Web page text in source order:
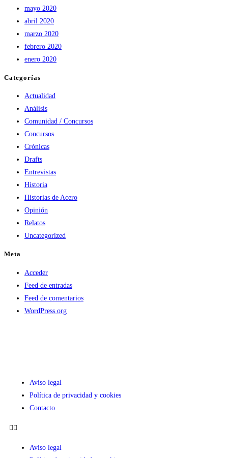
mayo 2020
abril 2020
marzo 2020
febrero 2020
enero 2020
Categorías
Actualidad
Análisis
Comunidad / Concursos
Concursos
Crónicas
Drafts
Entrevistas
Historia
Historias de Acero
Opinión
Relatos
Uncategorized
Meta
Acceder
Feed de entradas
Feed de comentarios
WordPress.org
Aviso legal
Política de privacidad y cookies
Contacto
Aviso legal